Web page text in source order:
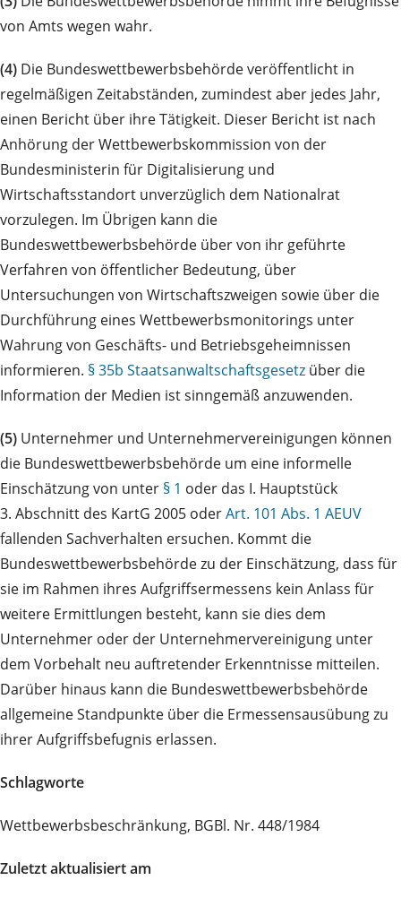
von Amts wegen wahr.
(4) Die Bundeswettbewerbsbehörde veröffentlicht in
regelmäßigen Zeitabständen, zumindest aber jedes Jahr,
einen Bericht über ihre Tätigkeit. Dieser Bericht ist nach
Anhörung der Wettbewerbskommission von der
Bundesministerin für Digitalisierung und
Wirtschaftsstandort unverzüglich dem Nationalrat
vorzulegen. Im Übrigen kann die
Bundeswettbewerbsbehörde über von ihr geführte
Verfahren von öffentlicher Bedeutung, über
Untersuchungen von Wirtschaftszweigen sowie über die
Durchführung eines Wettbewerbsmonitorings unter
Wahrung von Geschäfts- und Betriebsgeheimnissen
informieren. § 35b Staatsanwaltschaftsgesetz über die
Information der Medien ist sinngemäß anzuwenden.
(5) Unternehmer und Unternehmervereinigungen können
die Bundeswettbewerbsbehörde um eine informelle
Einschätzung von unter § 1 oder das I. Hauptstück
3. Abschnitt des KartG 2005 oderArt. 101 Abs. 1 AEUV
fallenden Sachverhalten ersuchen. Kommt die
Bundeswettbewerbsbehörde zu der Einschätzung, dass für
sie im Rahmen ihres Aufgriffsermessens kein Anlass für
weitere Ermittlungen besteht, kann sie dies dem
Unternehmer oder der Unternehmervereinigung unter
dem Vorbehalt neu auftretender Erkenntnisse mitteilen.
Darüber hinaus kann die Bundeswettbewerbsbehörde
allgemeine Standpunkte über die Ermessensausübung zu
ihrer Aufgriffsbefugnis erlassen.
Schlagworte
Wettbewerbsbeschränkung, BGBl. Nr. 448/1984
Zuletzt aktualisiert am